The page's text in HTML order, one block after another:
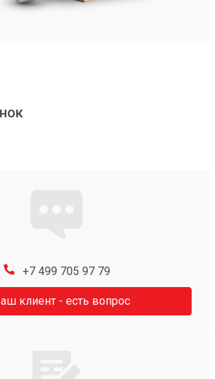
+7 499 705 97 79
клиент - есть вопрос